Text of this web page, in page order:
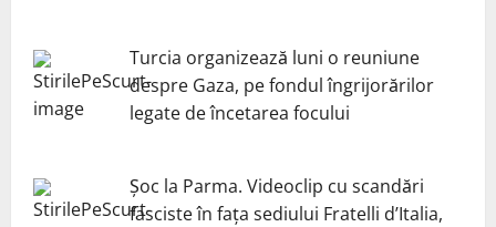
Turcia organizează luni o reuniune
despre Gaza, pe fondul îngrijorărilor
legate de încetarea focului
Șoc la Parma. Videoclip cu scandări
fasciste în fața sediului Fratelli d’Italia,